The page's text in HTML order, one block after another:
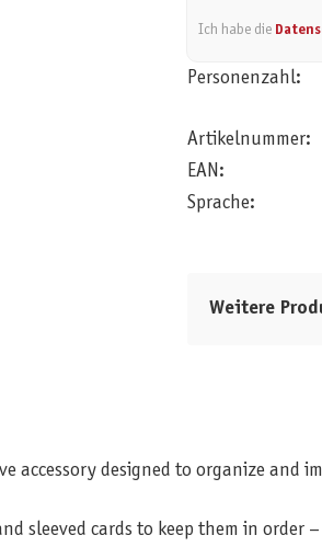
Ich habe die
Personenzahl:
Artikelnummer:
EAN:
Sprache:
Weitere
accessory designed to organize and
sleeved cards to keep them in order